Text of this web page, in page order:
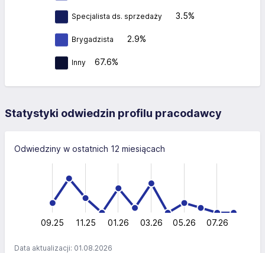
Specjalista ds. sprzedaży 3.5%
Brygadzista 2.9%
Inny 67.6%
Statystyki odwiedzin profilu pracodawcy
Odwiedziny w ostatnich 12 miesiącach
L
09.25 11.25 01.26 03.26 05.26 07.26
Data aktualizacji: 01.08.2026